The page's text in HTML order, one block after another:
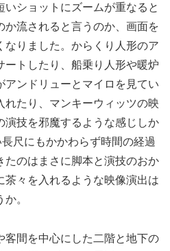
いショットにズームが重なると
か流されると言うのか、画面を
なりました。からくり人形のア
ートしたり、船乗り人形や暖炉
アンドリューとマイロを見てい
れたり、マンキーウィッツの映
演技を邪魔するような感じしか
尺にもかかわらず時間の経過
たのはまさに脚本と演技のおか
茶々を入れるような映像演出は
。
客間を中心にした二階と地下の